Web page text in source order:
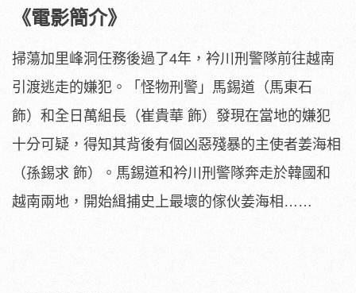
《電影簡介》
掃蕩加里峰洞任務後過了4年， 衿川刑警隊前往越南
引渡逃走的嫌犯。「怪物刑警」馬錫道（馬東石
飾）和全日萬組長（崔貴華 飾）發現在當地的嫌犯
十分可疑， 得知其背後有個凶惡殘暴的主使者姜海相
（孫錫求 飾）。馬錫道和衿川刑警隊奔走於韓國和
越南兩地， 開始緝捕史上最壞的傢伙姜海相……